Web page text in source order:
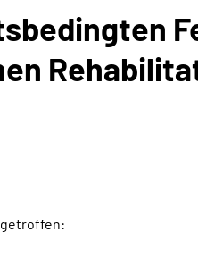
getroffen: